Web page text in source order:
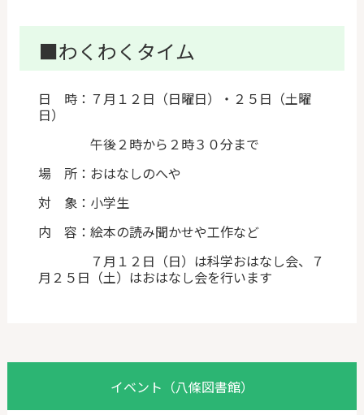
■わくわくタイム
日 時：７月１２日（日曜日）・２５日（土曜
日）
午後２時から２時３０分まで
場 所：おはなしのへや
対 象：小学生
内 容：絵本の読み聞かせや工作など
７月１２日（日）は科学おはなし会、７
月２５日（土）はおはなし会を行います
イベント（八條図書館）